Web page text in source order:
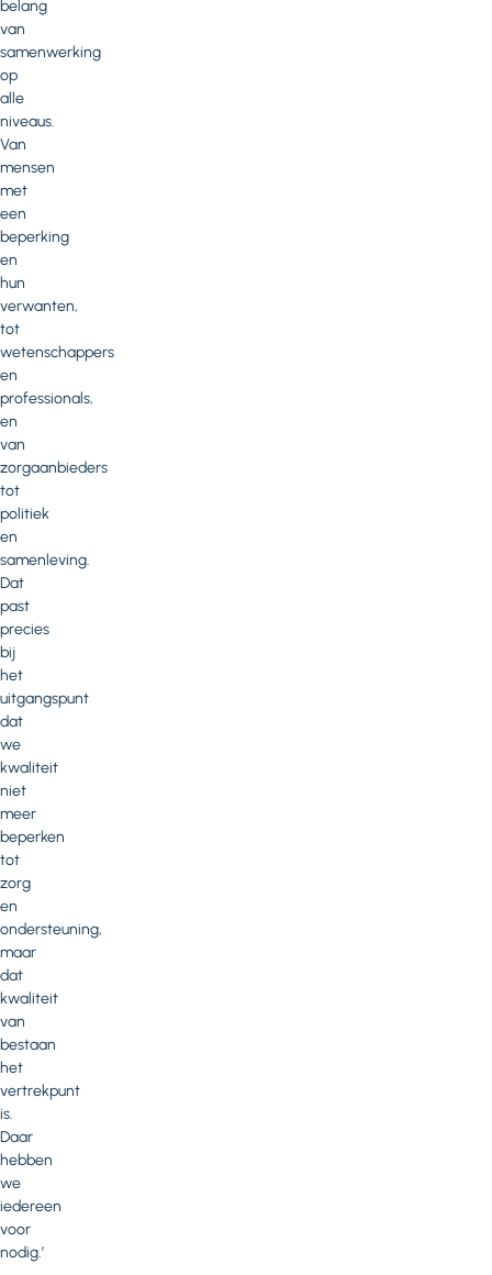
belang
van
samenwerking
op
alle
niveaus.
Van
mensen
met
een
beperking
en
hun
verwanten,
tot
wetenschappers
en
professionals,
en
van
zorgaanbieders
tot
politiek
en
samenleving.
Dat
past
precies
bij
het
uitgangspunt
dat
we
kwaliteit
niet
meer
beperken
tot
zorg
en
ondersteuning,
maar
dat
kwaliteit
van
bestaan
het
vertrekpunt
is.
Daar
hebben
we
iedereen
voor
nodig.’